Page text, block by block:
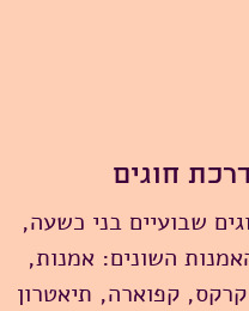
חוגים
שבועיים בני כשעה,
השונים: אמנות,
קרקס, קפוארה, תיאטרון